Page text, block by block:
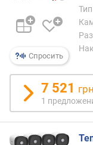
Спросить
7 521
1